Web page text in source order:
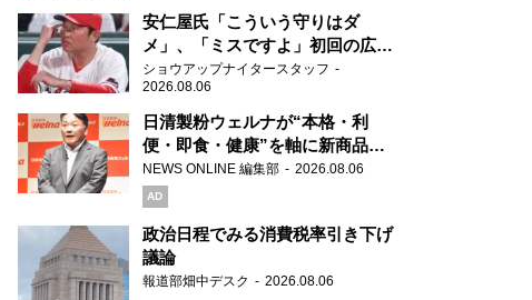
安仁屋氏「こういう守りはダ
メ」、「ミスですよ」初回の広島
の守備に苦言
ショウアップナイタースタッフ
2026.08.06
日清製粉ウェルナが“本格・利
便・即食・健康”を軸に新商品を
展開 「マ・マー」「青の洞窟」
ブランドを強化
NEWS ONLINE 編集部 2026.08.06
AD
政治日程でみる消費税率引き下げ
議論
報道部畑中デスク 2026.08.06